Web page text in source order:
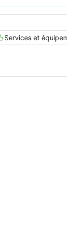
Services et